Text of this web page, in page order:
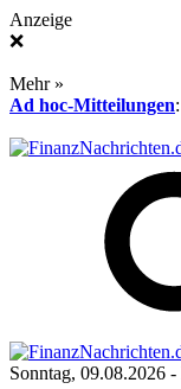
Anzeige
❌
Mehr »
Ad hoc-Mitteilungen:
Sonntag, 09.08.2026 -